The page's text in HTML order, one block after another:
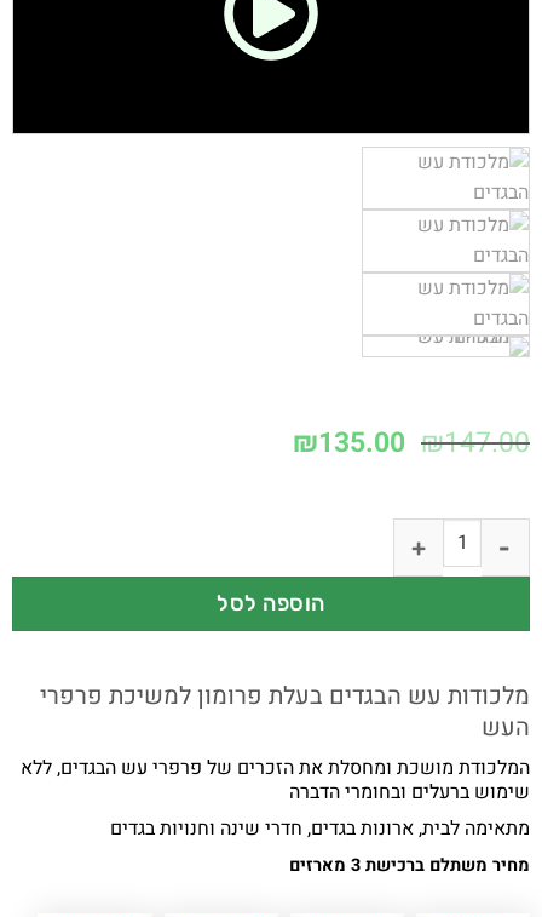
₪147.00
₪135.00
הוספה לסל
מלכודות עש הבגדים בעלת פרומון למשיכת פרפרי
העש
המלכודת מושכת ומחסלת את הזכרים של פרפרי עש הבגדים, ללא
שימוש ברעלים ובחומרי הדברה
מתאימה לבית, ארונות בגדים, חדרי שינה וחנויות בגדים
מחיר משתלם ברכישת 3 מארזים